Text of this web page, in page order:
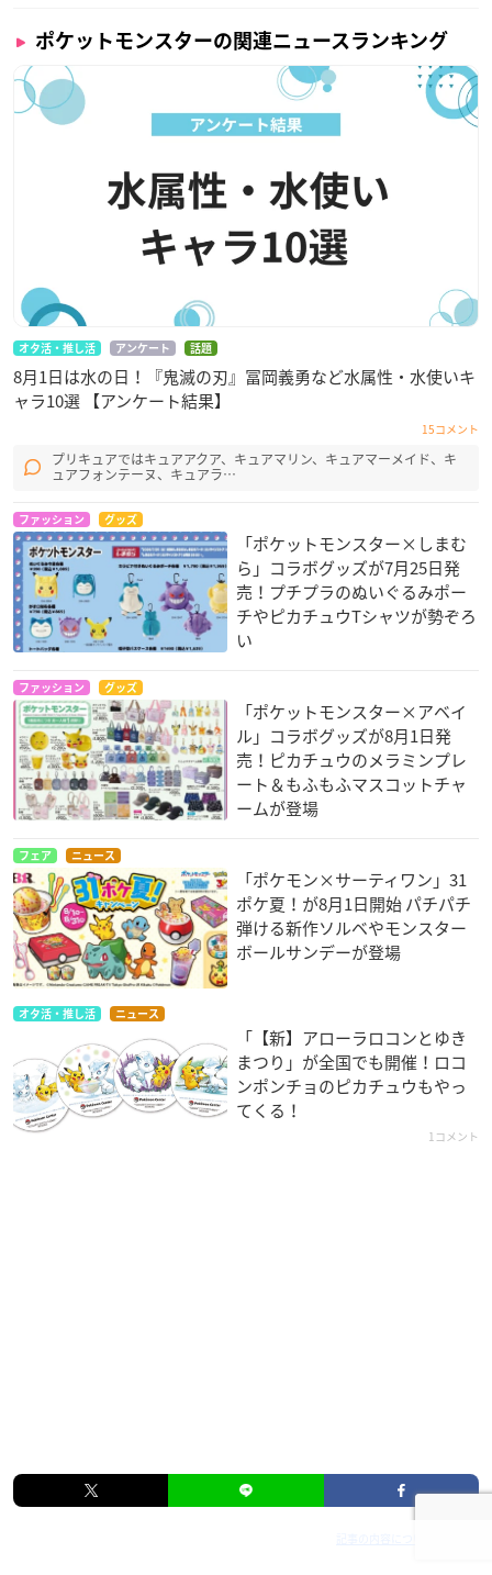
ポケットモンスターの関連ニュースランキング
オタ活・推し活 アンケート 話題
8月1日は水の日！『鬼滅の刃』冨岡義勇など水属性・水使いキ
ャラ10選 【アンケート結果】
15コメント
プリキュアではキュアアクア、キュアマリン、キュアマーメイド、キ
ュアフォンテーヌ、キュアラ…
ファッション グッズ
「ポケットモンスター×しまむ
ら」コラボグッズが7月25日発
売！プチプラのぬいぐるみポー
チやピカチュウTシャツが勢ぞろ
い
ファッション グッズ
「ポケットモンスター×アベイ
ル」コラボグッズが8月1日発
売！ピカチュウのメラミンプレ
ート＆もふもふマスコットチャ
ームが登場
フェア ニュース
「ポケモン×サーティワン」31
ポケ夏！が8月1日開始 パチパチ
弾ける新作ソルベやモンスター
ボールサンデーが登場
オタ活・推し活 ニュース
「【新】アローラロコンとゆき
まつり」が全国でも開催！ロコ
ンポンチョのピカチュウもやっ
てくる！
1コメント